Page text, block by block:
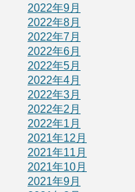
2022年9月
2022年8月
2022年7月
2022年6月
2022年5月
2022年4月
2022年3月
2022年2月
2022年1月
2021年12月
2021年11月
2021年10月
2021年9月